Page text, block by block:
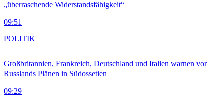
„überraschende Widerstandsfähigkeit“
09:51
Großbritannien, Frankreich, Deutschland und Italien warnen vor
Russlands Plänen in Südossetien
09:29
POLITIK